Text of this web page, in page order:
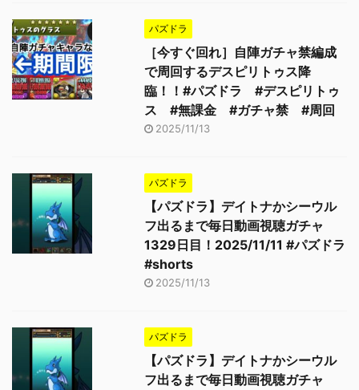
パズドラ
［今すぐ回れ］自陣ガチャ禁編成
で周回するデスピリトゥス降
臨！！#パズドラ #デスピリトゥ
ス #無課金 #ガチャ禁 #周回
2025/11/13
パズドラ
【パズドラ】デイトナかシーウル
フ出るまで毎日動画視聴ガチャ
1329日目！2025/11/11 #パズドラ
#shorts
2025/11/13
パズドラ
【パズドラ】デイトナかシーウル
フ出るまで毎日動画視聴ガチャ